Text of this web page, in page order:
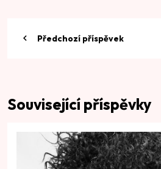
Předchozí příspěvek
Související příspěvky